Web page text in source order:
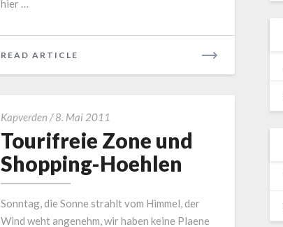
hier …
READ ARTICLE
MORE
Kapverden /8. Mai 2011
Zone
und
Shopping-
Tourifreie Zone und
Shopping-Hoehlen
Sonntag, die Sonne strahlt vom Himmel, der
Wind weht angenehm, wir haben keine Plaene